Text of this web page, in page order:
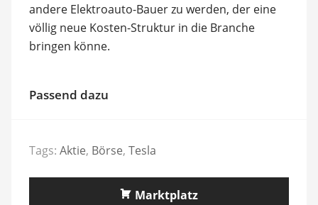
andere Elektroauto-Bauer zu werden, der eine
völlig neue Kosten-Struktur in die Branche
bringen könne.
Passend dazu
Tags: Aktie, Börse, Tesla
Marktplatz